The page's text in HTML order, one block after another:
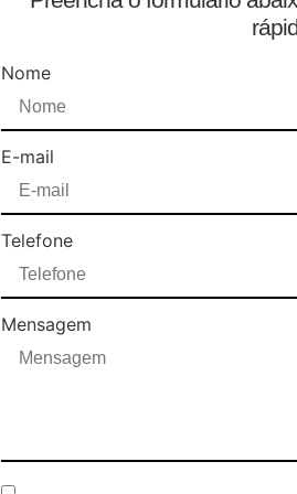
Nome
E-mail
Telefone
Mensagem